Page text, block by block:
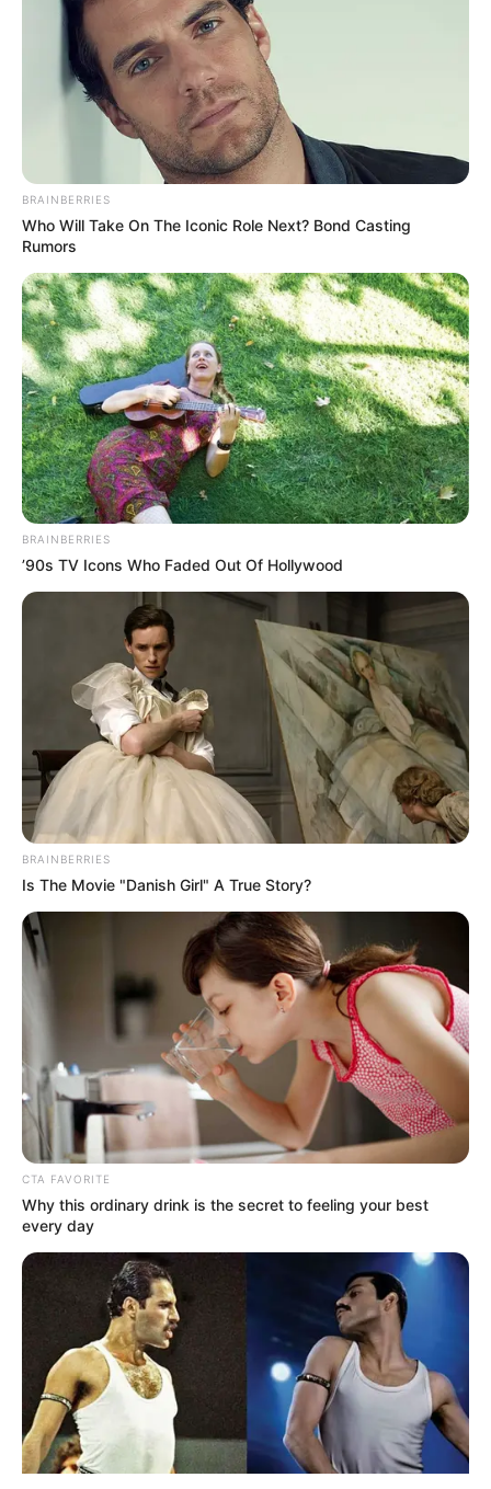
TAGS
ΣΕΙΣΜΟΣ
ΤΑΥΤΟΤΗΤΑ ΚΑΙ ΕΠΙΚΟΙΝΩΝΙΑ ΟΡΟΙ ΧΡΗΣΗΣ
© 2025 EVIANEWS του Γιώργου Κουτσελίνη
BRAINBERRIES
Who Will Take On The Iconic Role Next? Bond Casting
Rumors
BRAINBERRIES
’90s TV Icons Who Faded Out Of Hollywood
BRAINBERRIES
Is The Movie "Danish Girl" A True Story?
CTA FAVORITE
Why this ordinary drink is the secret to feeling your best
every day